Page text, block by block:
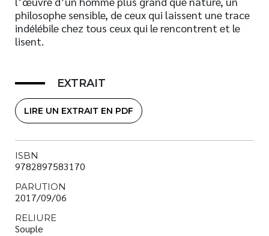
philosophe sensible, de ceux qui laissent une trace
indélébile chez tous ceux qui le rencontrent et le
lisent.
EXTRAIT
LIRE UN EXTRAIT EN PDF
ISBN
9782897583170
PARUTION
2017/09/06
RELIURE
Souple